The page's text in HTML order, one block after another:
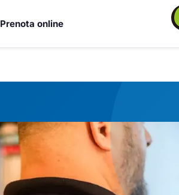
Prenota online